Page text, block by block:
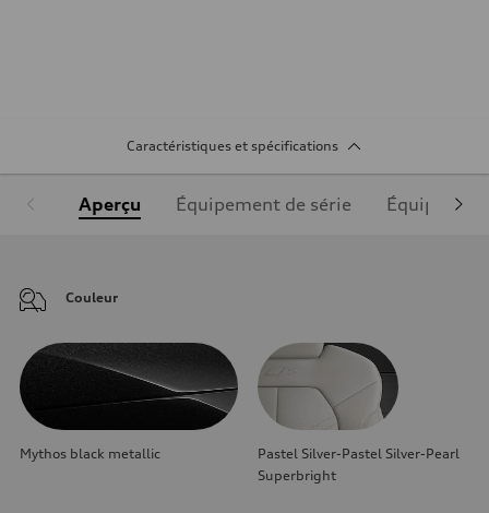
Caractéristiques et spécifications
Aperçu Équipement de série
Couleur
Mythos black metallic
Pastel Silver-Pastel Silver-Pearl
Superbright